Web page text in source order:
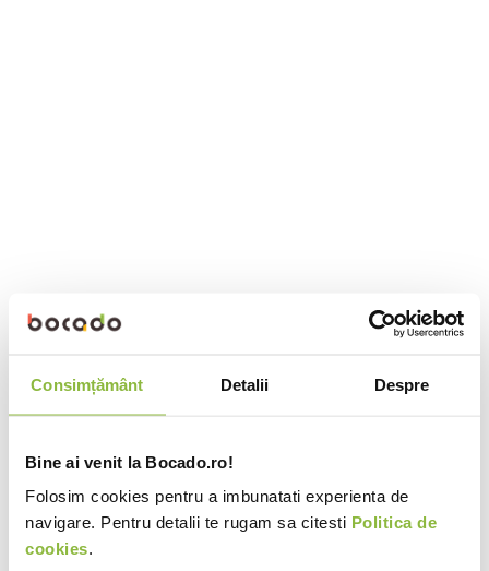
Consimțământ Detalii Despre
Bine ai venit la Bocado.ro!
Folosim cookies pentru a imbunatati experienta de
navigare. Pentru detalii te rugam sa citesti Politica de
cookies.